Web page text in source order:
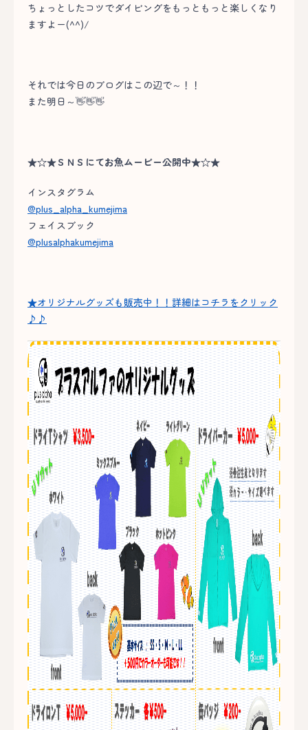
ちょっとしたコツでダイビングをもっともっと楽しくなり
ますよー(^^)/
それでは今日のブログはこの辺で～！！
また明日～👋👋👋
★☆★ＳＮＳにてお魚ムービー公開中★☆★
インスタグラム
@plus_alpha_kumejima
フェイスブック
@plusalphakumejima
★オリジナルグッズも販売中！！詳細はコチラをクリック
♪♪